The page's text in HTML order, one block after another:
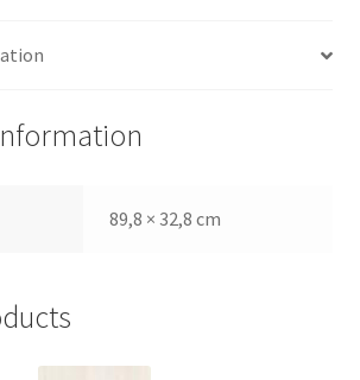
89,8 × 32,8 cm